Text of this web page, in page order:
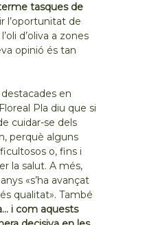
tasques de
l’oportunitat de
d’oliva a zones
opinió és tan
en
Pla diu que si
cuidar-se dels
perquè alguns
o, fins i
la salut. A més,
«s’ha avançat
qualitat». També
i com aquests